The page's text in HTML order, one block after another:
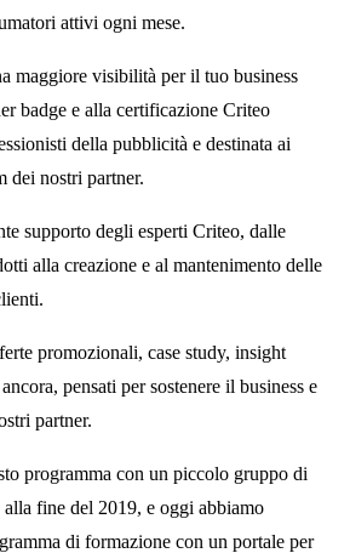
attivi ogni mese.
maggiore visibilità per il tuo business
badge e alla certificazione Criteo
della pubblicità e destinata ai
dei nostri partner.
supporto degli esperti Criteo, dalle
alla creazione e al mantenimento delle
promozionali, case study, insight
pensati per sostenere il business e
partner.
programma con un piccolo gruppo di
fine del 2019, e oggi abbiamo
di formazione con un portale per